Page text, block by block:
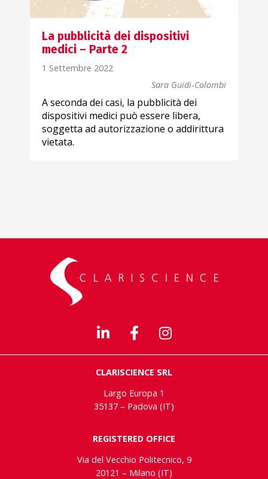
La pubblicità dei dispositivi
medici – Parte 2
1 Settembre 2022
Sara Guidi-Colombi
A seconda dei casi, la pubblicità dei
dispositivi medici può essere libera,
soggetta ad autorizzazione o addirittura
vietata.
CLARISCIENCE SRL
Largo Europa 1
35137 – Padova (IT)
REGISTERED OFFICE
Via del Vecchio Politecnico, 9
20121 – Milano (IT)